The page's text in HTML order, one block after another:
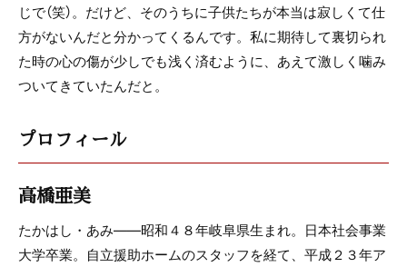
じで（笑）。だけど、そのうちに子供たちが本当は寂しくて仕
方がないんだと分かってくるんです。私に期待して裏切られ
た時の心の傷が少しでも浅く済むように、あえて激しく噛み
ついてきていたんだと。
プロフィール
高橋亜美
たかはし・あみ――昭和４８年岐阜県生まれ。日本社会事業
大学卒業。自立援助ホームのスタッフを経て、平成２３年ア